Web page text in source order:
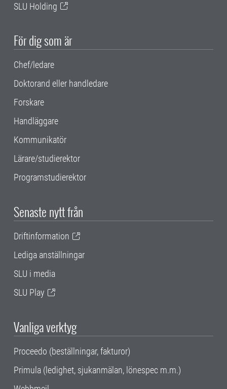
SLU Holding
För dig som är
Chef/ledare
Doktorand eller handledare
Forskare
Handläggare
Kommunikatör
Lärare/studierektor
Programstudierektor
Senaste nytt från
Driftinformation
Lediga anställningar
SLU i media
SLU Play
Vanliga verktyg
Proceedo (beställningar, fakturor)
Primula (ledighet, sjukanmälan, lönespec m.m.)